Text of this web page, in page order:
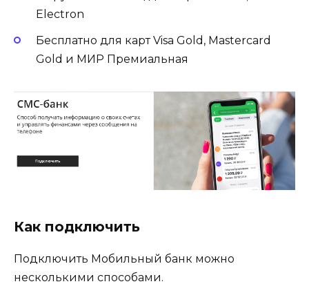
Electron
Бесплатно для карт Visa Gold, Mastercard
Gold и МИР Премиальная
Как подключить
Подключить Мобильный банк можно
несколькими способами.